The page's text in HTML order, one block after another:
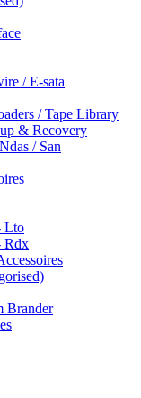
/ E-sata
/ Tape Library
& Recovery
/ San
Lto
Rdx
Brander